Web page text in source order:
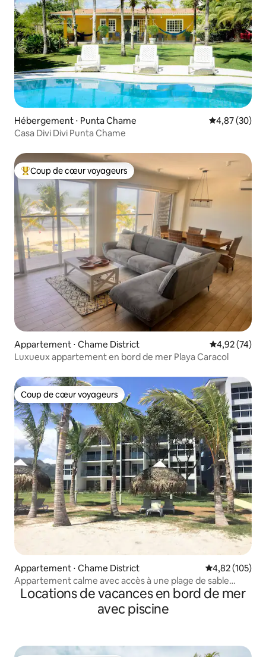
Hébergement ⋅ Punta Chame Évaluation
4,87 (30)
Casa Divi Divi Punta Chame
Coups de cœur voyageurs les plus appréciés
Coup de cœur voyageurs
Appartement ⋅ Chame District Évaluation
4,92 (74)
Luxueux appartement en bord de mer Playa Caracol
Coup de cœur voyageurs
Coup de cœur voyageurs
Appartement ⋅ Chame District Évaluation
4,82 (105)
Appartement calme avec accès à une plage de sable
blanc
Locations de vacances en bord de mer
avec piscine